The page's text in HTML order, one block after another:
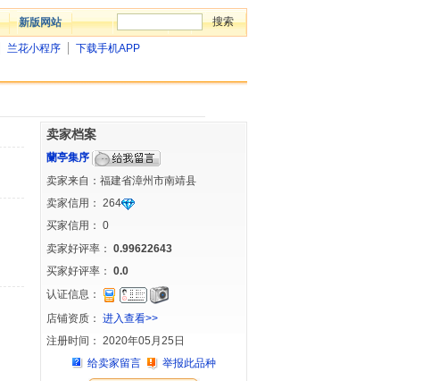
新版网站
兰花小程序
下载手机APP
卖家档案
蘭亭集序
卖家来自：福建省漳州市南靖县
卖家信用： 264
买家信用： 0
卖家好评率： 0.99622643
买家好评率： 0.0
认证信息：
店铺资质： 进入查看>>
注册时间： 2020年05月25日
给卖家留言
举报此品种